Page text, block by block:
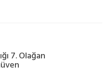
7. Olağan